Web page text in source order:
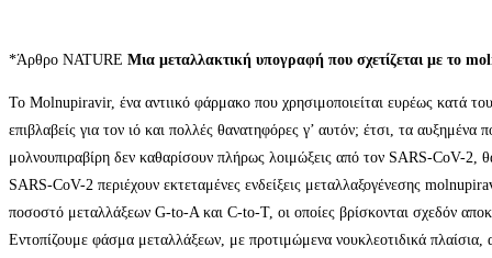
*Άρθρο NATURE Μια μεταλλακτική υπογραφή που σχετίζεται με το
Το Molnupiravir, ένα αντιικό φάρμακο που χρησιμοποιείται ευρέως κατά
επιβλαβείς για τον ιό και πολλές θανατηφόρες γ’ αυτόν; έτσι, τα
μολνουπιραβίρη δεν καθαρίσουν πλήρως λοιμώξεις από τον SARS-CoV-
SARS-CoV-2 περιέχουν εκτεταμένες ενδείξεις μεταλλαξογένεσης
ποσοστό μεταλλάξεων G-to-A και C-to-T, οι οποίες βρίσκονται σχεδόν
Εντοπίζουμε φάσμα μεταλλάξεων, με προτιμώμενα νουκλεοτιδικά πλαίσια,